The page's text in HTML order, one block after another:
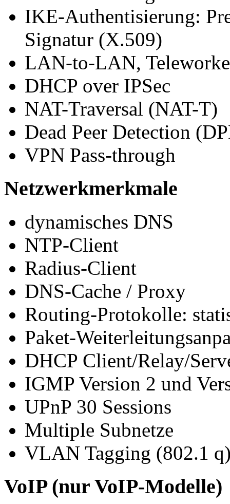
IKE-Authentisierung:
Signatur (X.509)
LAN-to-LAN,
DHCP over IPSec
NAT-Traversal (NAT-T)
Dead Peer Detection
VPN Pass-through
Netzwerkmerkmale
dynamisches DNS
NTP-Client
Radius-Client
DNS-Cache / Proxy
Routing-Protokolle:
Paket-
DHCP Client/Relay/
IGMP Version 2 und
UPnP 30 Sessions
Multiple Subnetze
VLAN Tagging (802.1
VoIP (nur VoIP-Modelle)